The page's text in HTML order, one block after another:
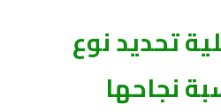
تحديد نوع
نجاحها